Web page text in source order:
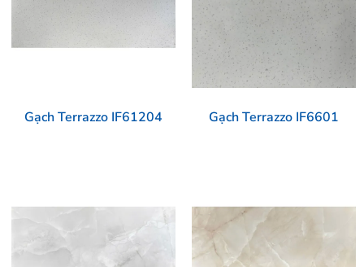
Gạch Terrazzo IF61204 Gạch Terrazzo IF6601